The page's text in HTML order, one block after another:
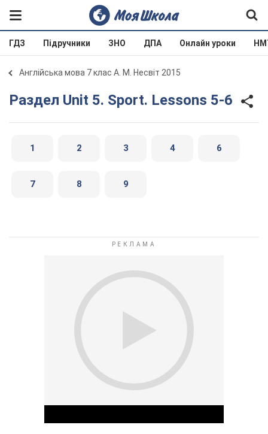
ГДЗ Підручники ЗНО ДПА Онлайн уроки
Англійська мова 7 клас А. М. Несвіт 2015
Раздел Unit 5. Sport. Lessons 5-6
1 2 3 4 6
7 8 9